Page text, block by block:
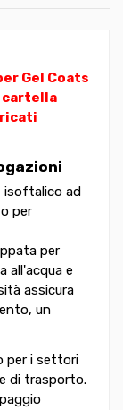
Gel Coats
cartella
isoftalico ad
per
per
all'acqua e
assicura
un
per i settori
di trasporto.